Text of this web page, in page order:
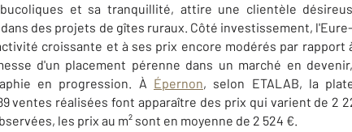
et sa tranquillité, attire une clientèle
des projets de gîtes ruraux. Côté investissement,
croissante et à ses prix encore modérés par rapport
d'un placement pérenne dans un marché en
en progression. À Épernon, selon ETALAB, la
ventes réalisées font apparaître des prix qui varient de 2
les prix au m² sont en moyenne de 2 524 €.